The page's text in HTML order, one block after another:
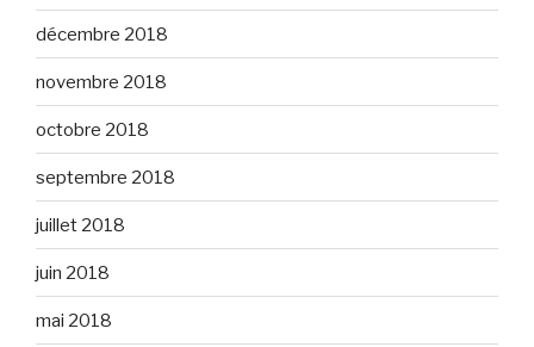
décembre 2018
novembre 2018
octobre 2018
septembre 2018
juillet 2018
juin 2018
mai 2018